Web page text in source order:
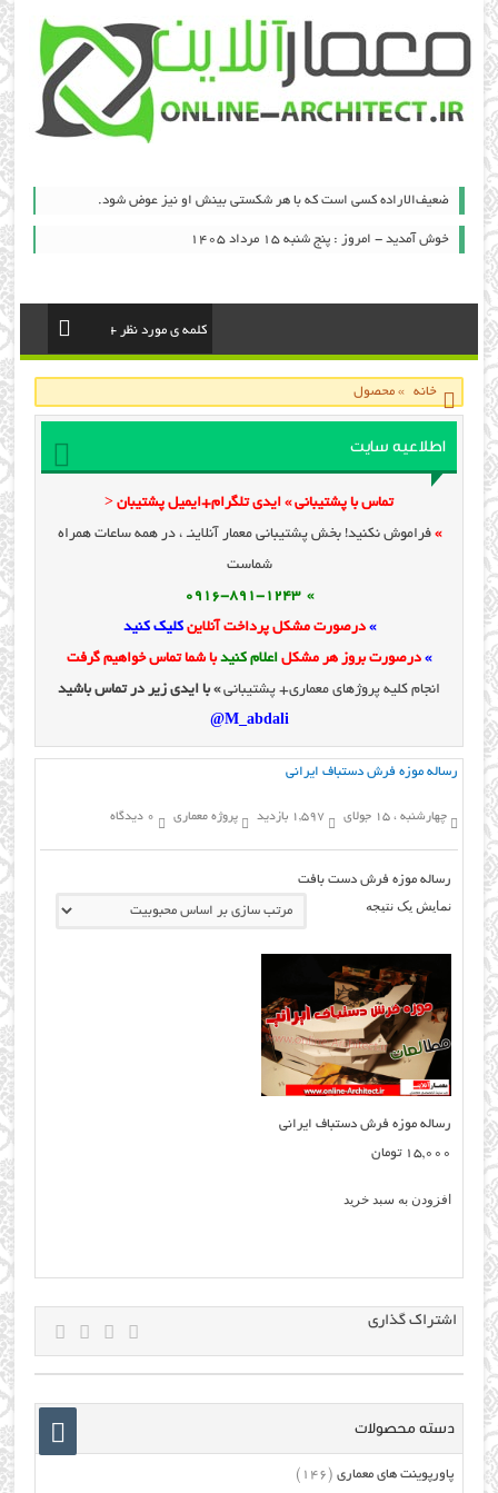
ضعیف‌الاراده کسی است که با هر شکستی بینش او نیز عوض شود.
خوش آمدید - امروز : پنج شنبه ۱۵ مرداد ۱۴۰۵
خانه »محصول
اطلاعیه سایت
تماس با پشتیبانی » ایدی تلگرام+ایمیل پشتیبان <
» فراموش نکنید! بخش پشتیبانی معمار آنلاینـ ، در همه ساعات همراه
شماست
» 0916-891-1243
» درصورت مشکل پرداخت آنلاینکلیک کنید
» درصورت بروز هر مشکل اعلام کنیدبا شما تماس خواهیم گرفت
انجام کلیه پروژهای معماری+ پشتیبانی» با ایدی زیر در تماس باشید
M_abdali@
رساله موزه فرش دستباف ایرانی
چهارشنبه ، 15 جولای 1,597 بازدید پروژه معماری 0 دیدگاه
رساله موزه فرش دست بافت
نمایش یک نتیجه
رساله موزه فرش دستباف ایرانی
15,000 تومان
افزودن به سبد خرید
اشتراک گذاری
دسته محصولات
پاورپوینت های معماری (146)